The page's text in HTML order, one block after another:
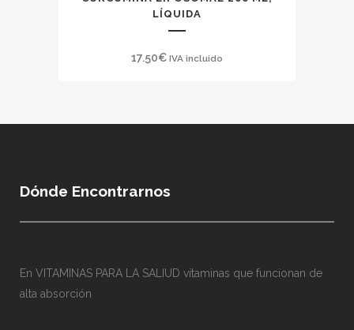
LÍQUIDA
17.50€ IVA incluido
Dónde Encontrarnos
En VITAMINAS PARA LA SALIUD vitaminas que funcionan de
alta absorción